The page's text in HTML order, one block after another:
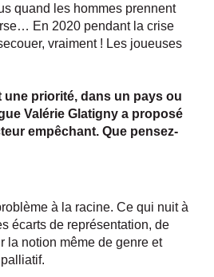
quand les hommes prennent
En 2020 pendant la crise
vraiment ! Les joueuses
une priorité, dans un pays ou
Valérie Glatigny a proposé
empêchant. Que pensez-
à la racine. Ce qui nuit à
écarts de représentation, de
la notion même de genre et